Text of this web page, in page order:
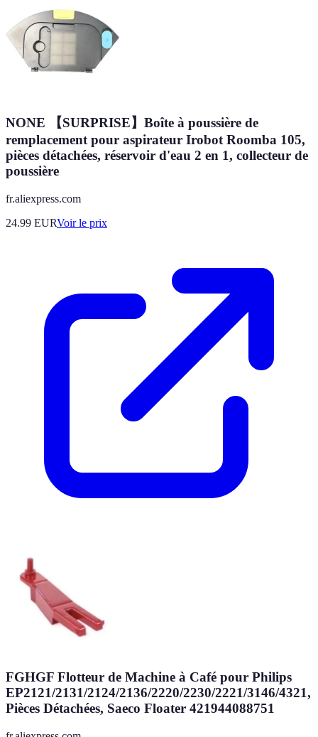
NONE 【SURPRISE】Boîte à poussière de
remplacement pour aspirateur Irobot Roomba 105,
pièces détachées, réservoir d'eau 2 en 1, collecteur de
poussière
fr.aliexpress.com
24.99 EURVoir le prix
FGHGF Flotteur de Machine à Café pour Philips
EP2121/2131/2124/2136/2220/2230/2221/3146/4321,
Pièces Détachées, Saeco Floater 421944088751